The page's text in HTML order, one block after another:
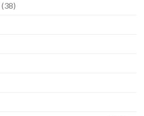
(38)